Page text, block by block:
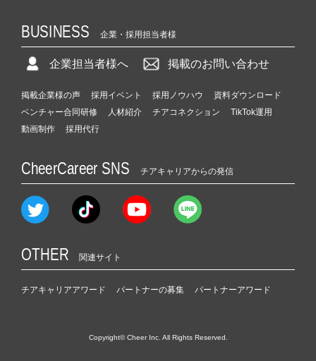
BUSINESS 企業・採用担当者様
企業担当者様へ 掲載のお問い合わせ
掲載企業様の声 採用イベント 採用ノウハウ
資料ダウンロード
ベンチャー合同研修
人材紹介 チアコネクション
TikTok運用
動画制作
採用代行
CheerCareer SNS チアキャリアからの発信
OTHER 関連サイト
チアキャリアアワード パートナーの募集 パートナーアワード
Copyright© Cheer Inc. All Rights Reserved.